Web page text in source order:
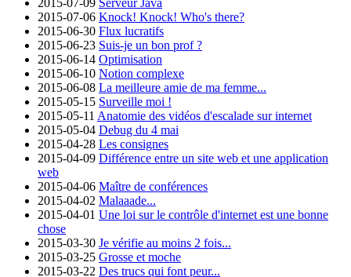
2015-07-06 Knock! Knock! Who's there?
2015-06-30 Flux lucratifs
2015-06-23 Suis-je un bon prof ?
2015-06-14 Optimisation
2015-06-10 Notion complexe
2015-06-08 La meilleure amie de ma femme...
2015-05-15 Surveille moi !
2015-05-11 Anatomie des vidéos d'escalade sur internet
2015-05-04 Debug du 4 mai
2015-04-28 Les consignes
2015-04-09 Différence entre un site web et une application
web
2015-04-06 Maître de conférences
2015-04-02 Malaaade...
2015-04-01 Une loi sur le contrôle d'internet est une bonne
chose
2015-03-30 Je vérifie au moins 2 fois...
2015-03-25 Grosse et moche
2015-03-22 Des trucs qui font peur...